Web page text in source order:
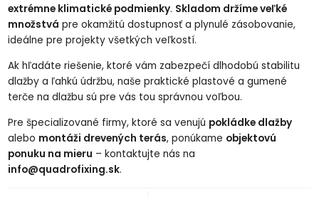
extrémne klimatické podmienky. Skladom držíme veľké
množstvá pre okamžitú dostupnosť a plynulé zásobovanie,
ideálne pre projekty všetkých veľkostí.
Ak hľadáte riešenie, ktoré vám zabezpečí dlhodobú stabilitu
dlažby a ľahkú údržbu, naše praktické plastové a gumené
terče na dlažbu sú pre vás tou správnou voľbou.
Pre špecializované firmy, ktoré sa venujú pokládke dlažby
alebo montáži drevených terás, ponúkame objektovú
ponuku na mieru – kontaktujte nás na
info@quadrofixing.sk.